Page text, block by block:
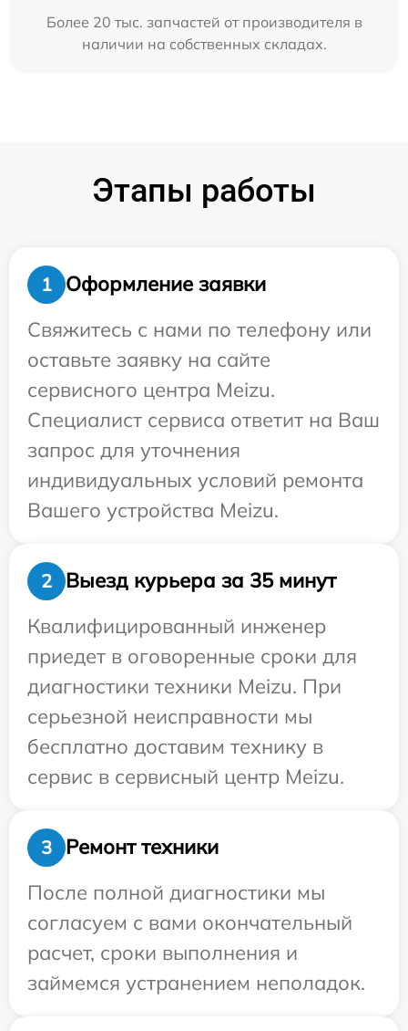
Более 20 тыс. запчастей от производителя в
наличии на собственных складах.
Этапы работы
1
Оформление заявки
Свяжитесь с нами по телефону или
оставьте заявку на сайте
сервисного центра Meizu.
Специалист сервиса ответит на Ваш
запрос для уточнения
индивидуальных условий ремонта
Вашего устройства Meizu.
2
Выезд курьера за 35 минут
Квалифицированный инженер
приедет в оговоренные сроки для
диагностики техники Meizu. При
серьезной неисправности мы
бесплатно доставим технику в
сервис в сервисный центр Meizu.
3
Ремонт техники
После полной диагностики мы
согласуем с вами окончательный
расчет, сроки выполнения и
займемся устранением неполадок.